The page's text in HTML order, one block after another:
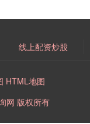
线上配资炒股
HTML地图
网 版权所有